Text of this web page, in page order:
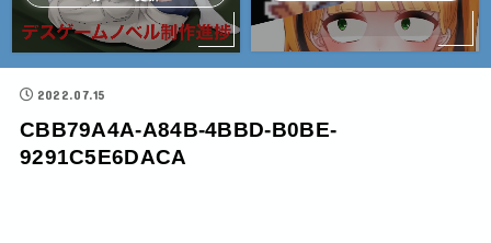
2022.07.15
CBB79A4A-A84B-4BBD-B0BE-
9291C5E6DACA